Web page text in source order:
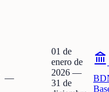
—
01 de
enero de
2026 —
31 de